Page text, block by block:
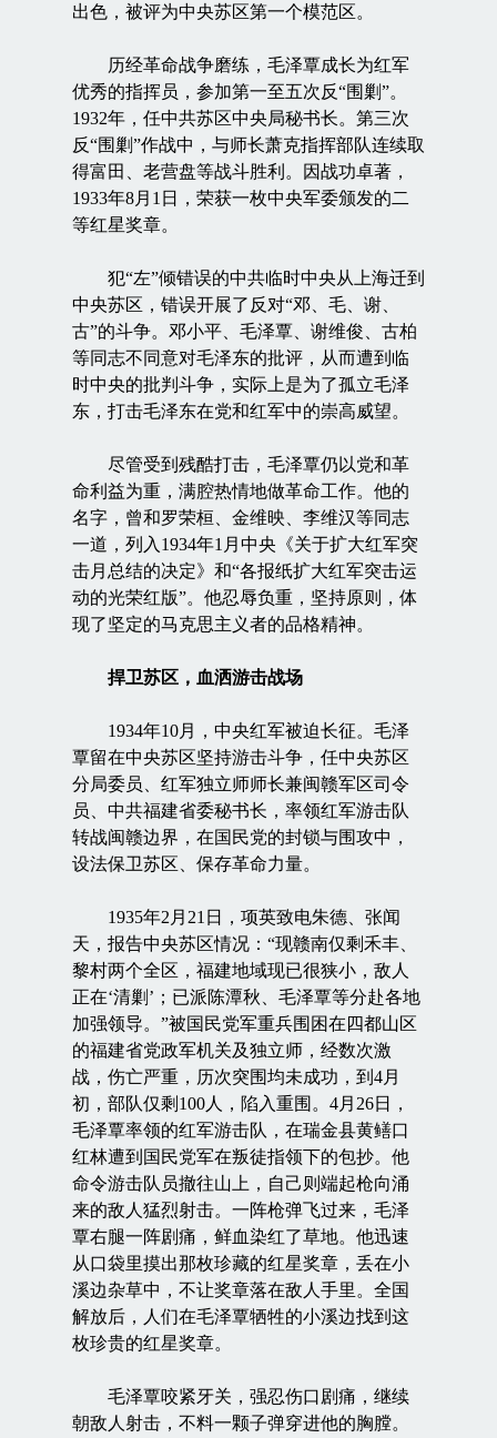
出色，被评为中央苏区第一个模范区。
历经革命战争磨练，毛泽覃成长为红军
优秀的指挥员，参加第一至五次反“围剿”。
1932年，任中共苏区中央局秘书长。第三次
反“围剿”作战中，与师长萧克指挥部队连续取
得富田、老营盘等战斗胜利。因战功卓著，
1933年8月1日，荣获一枚中央军委颁发的二
等红星奖章。
犯“左”倾错误的中共临时中央从上海迁到
中央苏区，错误开展了反对“邓、毛、谢、
古”的斗争。邓小平、毛泽覃、谢维俊、古柏
等同志不同意对毛泽东的批评，从而遭到临
时中央的批判斗争，实际上是为了孤立毛泽
东，打击毛泽东在党和红军中的崇高威望。
尽管受到残酷打击，毛泽覃仍以党和革
命利益为重，满腔热情地做革命工作。他的
名字，曾和罗荣桓、金维映、李维汉等同志
一道，列入1934年1月中央《关于扩大红军突
击月总结的决定》和“各报纸扩大红军突击运
动的光荣红版”。他忍辱负重，坚持原则，体
现了坚定的马克思主义者的品格精神。
捍卫苏区，血洒游击战场
1934年10月，中央红军被迫长征。毛泽
覃留在中央苏区坚持游击斗争，任中央苏区
分局委员、红军独立师师长兼闽赣军区司令
员、中共福建省委秘书长，率领红军游击队
转战闽赣边界，在国民党的封锁与围攻中，
设法保卫苏区、保存革命力量。
1935年2月21日，项英致电朱德、张闻
天，报告中央苏区情况：“现赣南仅剩禾丰、
黎村两个全区，福建地域现已很狭小，敌人
正在‘清剿’；已派陈潭秋、毛泽覃等分赴各地
加强领导。”被国民党军重兵围困在四都山区
的福建省党政军机关及独立师，经数次激
战，伤亡严重，历次突围均未成功，到4月
初，部队仅剩100人，陷入重围。4月26日，
毛泽覃率领的红军游击队，在瑞金县黄鳝口
红林遭到国民党军在叛徒指领下的包抄。他
命令游击队员撤往山上，自己则端起枪向涌
来的敌人猛烈射击。一阵枪弹飞过来，毛泽
覃右腿一阵剧痛，鲜血染红了草地。他迅速
从口袋里摸出那枚珍藏的红星奖章，丢在小
溪边杂草中，不让奖章落在敌人手里。全国
解放后，人们在毛泽覃牺牲的小溪边找到这
枚珍贵的红星奖章。
毛泽覃咬紧牙关，强忍伤口剧痛，继续
朝敌人射击，不料一颗子弹穿进他的胸膛。